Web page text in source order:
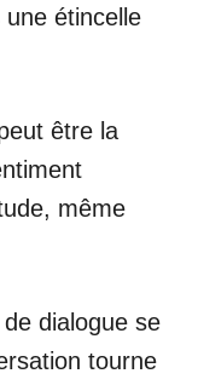
une étincelle
être la
même
dialogue se
tourne